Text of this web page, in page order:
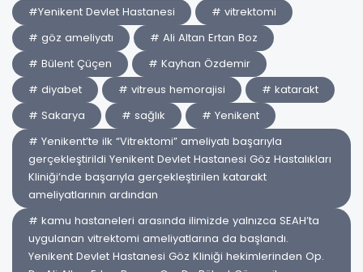
#Yenikent Devlet Hastanesi
# vitrektomi
# göz ameliyatı
# Ali Altan Ertan Boz
# Bülent Çüçen
# Kayhan Özdemir
# diyabet
# vitreus hemorajisi
# katarakt
# Sakarya
# sağlık
# Yenikent
# Yenikent’te ilk “Vitrektomi” ameliyatı başarıyla
gerçekleştirildi Yenikent Devlet Hastanesi Göz Hastalıkları
Kliniği’nde başarıyla gerçekleştirilen katarakt
ameliyatlarının ardından
# kamu hastaneleri arasında ilimizde yalnızca SEAH’ta
uygulanan vitrektomi ameliyatlarına da başlandı.
Yenikent Devlet Hastanesi Göz Kliniği hekimlerinden Op.